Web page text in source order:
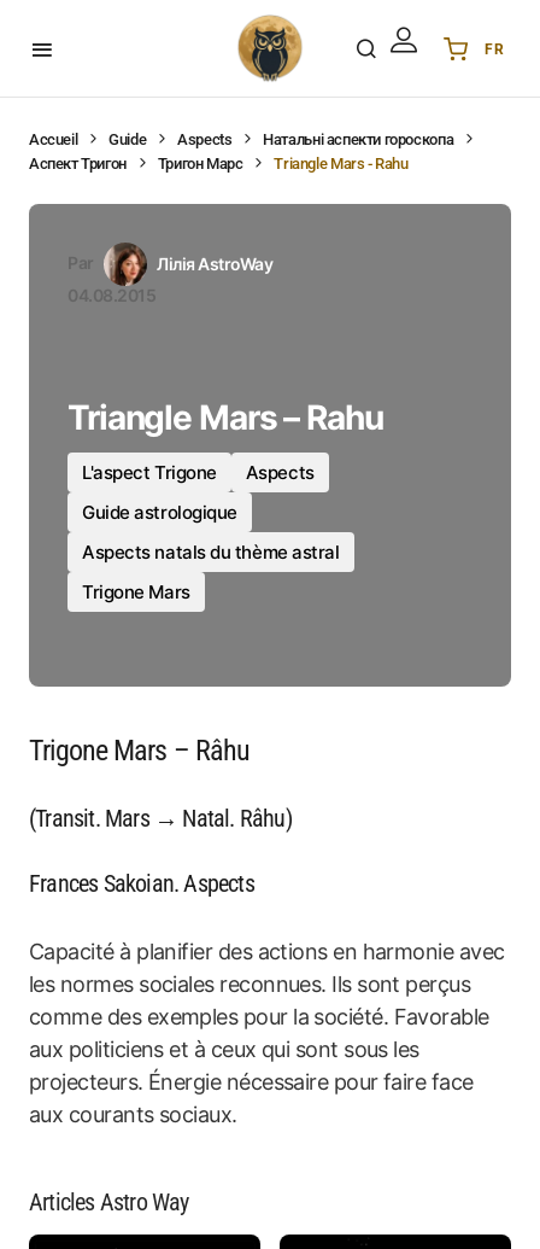
FR
DE Deutsch
PL Polski
Accueil Guide Aspects
Натальні аспекти гороскопа
Аспект Тригон
Тригон Марс Triangle Mars - Rahu
Par
Лілія AstroWay
04.08.2015
Triangle Mars – Rahu
L'aspect Trigone
Aspects
Guide astrologique
Aspects natals du thème astral
Trigone Mars
Trigone Mars – Râhu
(Transit. Mars → Natal. Râhu)
Frances Sakoian. Aspects
Capacité à planifier des actions en harmonie avec
les normes sociales reconnues. Ils sont perçus
comme des exemples pour la société. Favorable
aux politiciens et à ceux qui sont sous les
projecteurs. Énergie nécessaire pour faire face
aux courants sociaux.
Articles Astro Way